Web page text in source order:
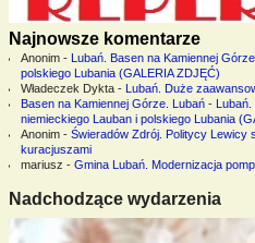
Najnowsze komentarze
Anonim- Lubań. Basen na Kamiennej
polskiego Lubania (GALERIA ZDJĘĆ)
Władeczek Dykta- Lubań. Duże
Basen na Kamiennej Górze. Lubań-
niemieckiego Lauban i polskiego Lubania
Anonim- Świeradów Zdrój. Politycy Lewicy
kuracjuszami
mariusz - Gmina Lubań. Modernizacja
Nadchodzące wydarzenia